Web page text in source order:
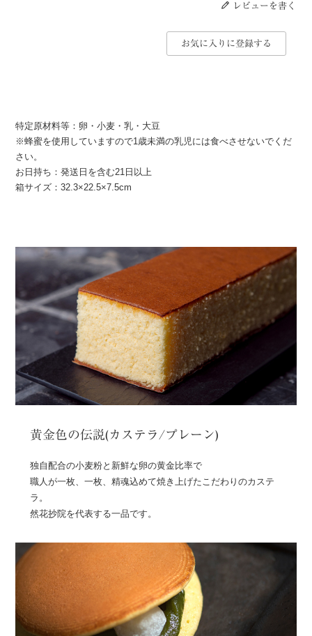
レビューを書く
お気に入りに登録する
特定原材料等：卵・小麦・乳・大豆
※蜂蜜を使用していますので1歳未満の乳児には食べさせないでくだ
さい。
お日持ち：発送日を含む21日以上
箱サイズ：32.3×22.5×7.5cm
黄金色の伝説(カステラ/プレーン)
独自配合の小麦粉と新鮮な卵の黄金比率で
職人が一枚、一枚、精魂込めて焼き上げたこだわりのカステ
ラ。
然花抄院を代表する一品です。